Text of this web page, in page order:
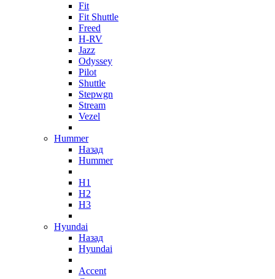
Fit
Fit Shuttle
Freed
H-RV
Jazz
Odyssey
Pilot
Shuttle
Stepwgn
Stream
Vezel
Hummer
Назад
Hummer
H1
H2
H3
Hyundai
Назад
Hyundai
Accent